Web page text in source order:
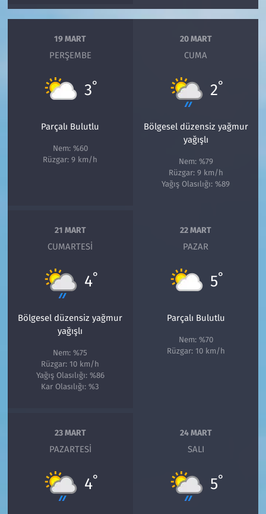
19 MART
PERŞEMBE
3°
Parçalı Bulutlu
Nem: %60
Rüzgar: 9 km/h
20 MART
CUMA
2°
Bölgesel düzensiz yağmur
yağışlı
Nem: %79
Rüzgar: 9 km/h
Yağış Olasılığı: %89
21 MART
CUMARTESI
4°
Bölgesel düzensiz yağmur
yağışlı
Nem: %75
Rüzgar: 10 km/h
Yağış Olasılığı: %86
Kar Olasılığı: %3
22 MART
PAZAR
5°
Parçalı Bulutlu
Nem: %70
Rüzgar: 10 km/h
23 MART
PAZARTESI
4°
24 MART
SALI
5°